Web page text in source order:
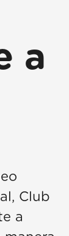
a
Club
a